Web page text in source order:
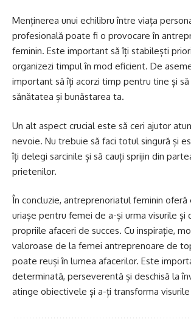
Menținerea unui echilibru între viața
profesională poate fi o provocare în
feminin. Este important să îți stabilești
organizezi timpul în mod eficient. De
important să îți acorzi timp pentru tine și
sănătatea și bunăstarea ta.
Un alt aspect crucial este să ceri ajutor
nevoie. Nu trebuie să faci totul singură și
îți delegi sarcinile și să cauți sprijin din
prietenilor.
În concluzie, antreprenoriatul feminin
uriașe pentru femei de a-și urma visurile și
propriile afaceri de succes. Cu inspirație,
valoroase de la femei antreprenoare de
poate reuși în lumea afacerilor. Este
determinată, perseverentă și deschisă la
atinge obiectivele și a-ți transforma